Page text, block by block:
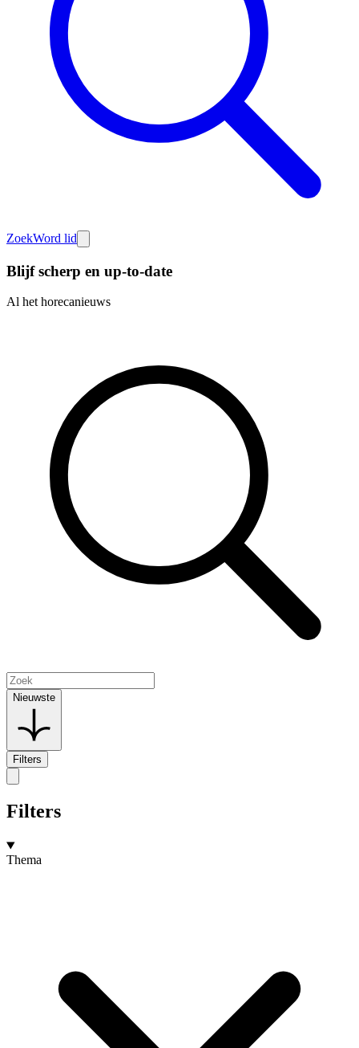
ZoekWord lid
Blijf scherp en up-to-date
Al het horecanieuws
Nieuwste
Filters
Filters
Thema